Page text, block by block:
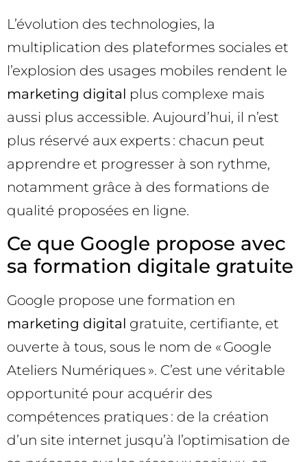
L’évolution des technologies, la
multiplication des plateformes sociales et
l’explosion des usages mobiles rendent le
marketing digital plus complexe mais
aussi plus accessible. Aujourd’hui, il n’est
plus réservé aux experts : chacun peut
apprendre et progresser à son rythme,
notamment grâce à des formations de
qualité proposées en ligne.
Ce que Google propose avec
sa formation digitale gratuite
Google propose une formation en
marketing digital gratuite, certifiante, et
ouverte à tous, sous le nom de « Google
Ateliers Numériques ». C’est une véritable
opportunité pour acquérir des
compétences pratiques : de la création
d’un site internet jusqu’à l’optimisation de